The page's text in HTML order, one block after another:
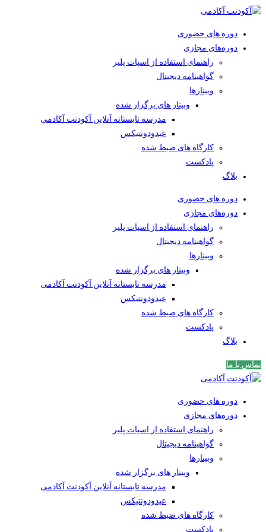
دوره های حضوری
دوره‌های مجازی
راهنمای استفاده از اسپات پلیر
گواهینامه دیجیتال
وبینار‌ها
وبینار های برگزار شده
مدرسه تابستانه آنلاین آکودنت آکادمی
عیدودونتیکس
کارگاه های ضبط شده
پادکست
بلاگ
دوره های حضوری
دوره‌های مجازی
راهنمای استفاده از اسپات پلیر
گواهینامه دیجیتال
وبینار‌ها
وبینار های برگزار شده
مدرسه تابستانه آنلاین آکودنت آکادمی
عیدودونتیکس
کارگاه های ضبط شده
پادکست
بلاگ
تماس با ما
دوره های حضوری
دوره‌های مجازی
راهنمای استفاده از اسپات پلیر
گواهینامه دیجیتال
وبینار‌ها
وبینار های برگزار شده
مدرسه تابستانه آنلاین آکودنت آکادمی
عیدودونتیکس
کارگاه های ضبط شده
پادکست